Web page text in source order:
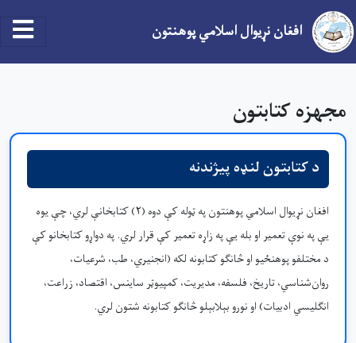
افغان نړیوال اسلامي پوهنتون
مجهزه کتابتون
د کتابتون لنډه پیژندنه
افغان نړیوال اسلامي پوهنتون په ټوله کې دوه (۲) کتابخانې لري، چې یوه
یې په نوې تعمير او بله یې په زاړه تعمير کې قرار لري. په دواړو کتابخانو کې
د مختلفو پوهنځیو او څانګو کتابونه لکه (انجنیري، طب، شرعیات،
روان‌شناسي، تاریخ، فلسفه، مدیریت، کمپیوټر ساینس، اقتصاد، زراعت،
انګلیسي ادبیات) او نورو بېلابېلو څانګو کتابونه شتون لري.